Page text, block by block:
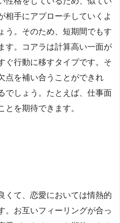
相手にアプローチしていくよ
う。そのため、短期間でもす
す。コアラは計算高い一面が
ぐ行動に移すタイプです。そ
点を補い合うことができれ
でしょう。たとえば、仕事面
とを期待できます。
くて、恋愛においては情熱的
。お互いフィーリングが合っ